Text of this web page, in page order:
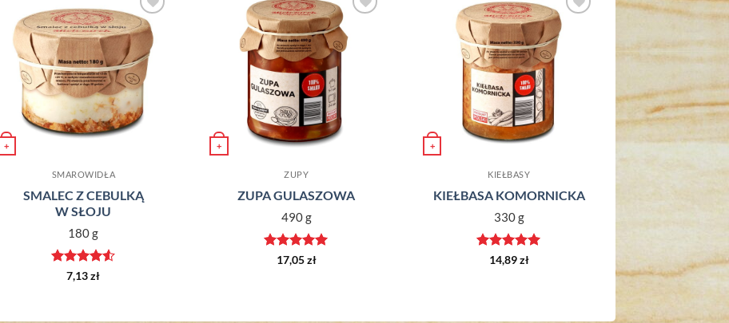
Dodaj do
ulubionych
+
SMAROWIDŁA
SMALEC Z CEBULKĄ
W SŁOJU
180 g
Oceniono
7,13zł
Dodaj do
ulubionych
+
ZUPY
ZUPA GULASZOWA
490 g
Oceniono
17,05zł
Dodaj do
ulubionych
+
KIEŁBASY
KIEŁBASA KOMORNICKA
330 g
Oceniono
14,89zł